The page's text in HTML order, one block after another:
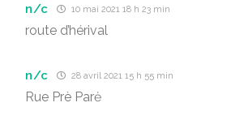
n/c 10 mai 2021 18 h 23 min
route d’hérival
n/c 28 avril 2021 15 h 55 min
Rue Prè Parė